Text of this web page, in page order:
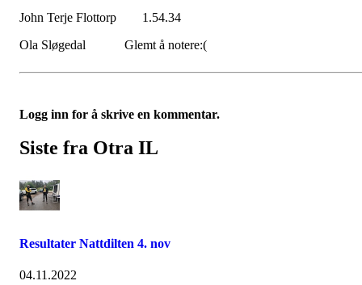
John Terje Flottorp 1.54.34
Ola Sløgedal Glemt å notere:(
Logg inn for å skrive en kommentar.
Siste fra Otra IL
Resultater Nattdilten 4. nov
04.11.2022